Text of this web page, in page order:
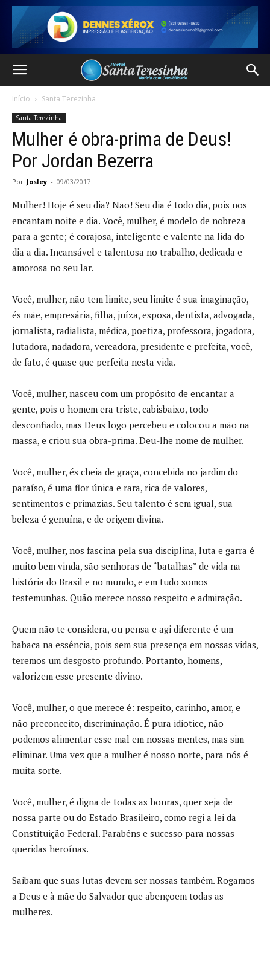
Início Santa Terezinha
Santa Terezinha
Mulher é obra-prima de Deus!
Por Jordan Bezerra
Por Josley - 09/03/2017
Mulher! Hoje é seu dia? Não! Seu dia é todo dia, pois nos
encantam noite e dia. Você, mulher, é modelo de nobreza
para a gente; é corajosa, inteligente e valente na lida do
dia a dia. Incansável e talentosa no trabalho, dedicada e
amorosa no seu lar.
Você, mulher, não tem limite, seu limite é sua imaginação,
és mãe, empresária, filha, juíza, esposa, dentista, advogada,
jornalista, radialista, médica, poetiza, professora, jogadora,
lutadora, nadadora, vereadora, presidente e prefeita, você,
de fato, é quase que perfeita nesta vida.
Você, mulher, nasceu com um propósito de encantar a
gente, pois o homem era triste, cabisbaixo, todo
desconfiado, mas Deus logo percebeu e colocou a mão na
massa, e criou sua obra-prima. Deu-lhe nome de mulher.
Você, mulher, és cheia de graça, concebida no jardim do
paraíso, é uma flor única e rara, rica de valores,
sentimentos e primazias. Seu talento é sem igual, sua
beleza é genuína, e de origem divina.
Você, mulher, nos fascina pela sua disciplina, luta e garra é
muito bem vinda, são senhoras de “batalhas” de vida na
história do Brasil e no mundo, e em tudo somos
testemunhas. Quão merece nosso respeito e admiração.
Quem não te considera, ou pensa e agi diferente é um
babaca na essência, pois sem sua presença em nossas vidas,
teremos um desgosto profundo. Portanto, homens,
valorizem esse presente divino.
Você, mulher, o que merece é: respeito, carinho, amor, e
não preconceito, discriminação. É pura idiotice, não
podemos alimentar esse mal em nossas mentes, mas sim
eliminar. Uma vez que a mulher é nosso norte, para nós é
muita sorte.
Você, mulher, é digna de todas as honras, quer seja de
nossa parte ou do Estado Brasileiro, como regi a lei da
Constituição Federal. Parabéns e sucesso para nossas
queridas heroínas.
Saibam que suas lutas devem ser nossas também. Rogamos
a Deus e à mãe do Salvador que abençoem todas as
mulheres.